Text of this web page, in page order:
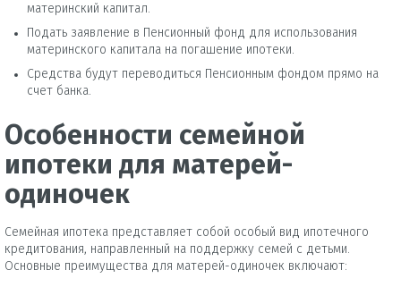
материнский капитал.
Подать заявление в Пенсионный фонд для использования
материнского капитала на погашение ипотеки.
Средства будут переводиться Пенсионным фондом прямо на
счет банка.
Особенности семейной
ипотеки для матерей-
одиночек
Семейная ипотека представляет собой особый вид ипотечного
кредитования, направленный на поддержку семей с детьми.
Основные преимущества для матерей-одиночек включают: